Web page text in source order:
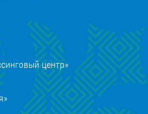
центр»